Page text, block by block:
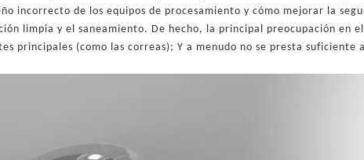
incorrecto de los equipos de procesamiento y cómo mejorar la
limpia y el saneamiento. De hecho, la principal preocupación en
principales (como las correas); Y a menudo no se presta